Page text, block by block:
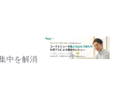
中を解消